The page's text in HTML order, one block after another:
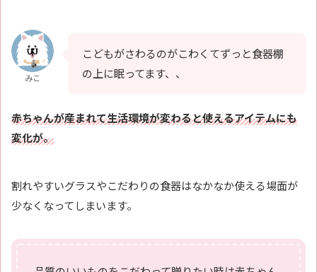
みこ
こどもがさわるのがこわくてずっと食器棚
の上に眠ってます、、
赤ちゃんが産まれて生活環境が変わると使えるアイテムにも
変化が。
割れやすいグラスやこだわりの食器はなかなか使える場面が
少なくなってしまいます。